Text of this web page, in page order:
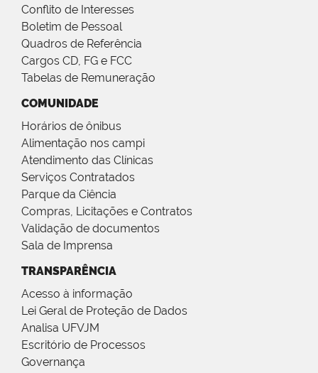
Conflito de Interesses
Boletim de Pessoal
Quadros de Referência
Cargos CD, FG e FCC
Tabelas de Remuneração
COMUNIDADE
Horários de ônibus
Alimentação nos campi
Atendimento das Clínicas
Serviços Contratados
Parque da Ciência
Compras, Licitações e Contratos
Validação de documentos
Sala de Imprensa
TRANSPARÊNCIA
Acesso à informação
Lei Geral de Proteção de Dados
Analisa UFVJM
Escritório de Processos
Governança